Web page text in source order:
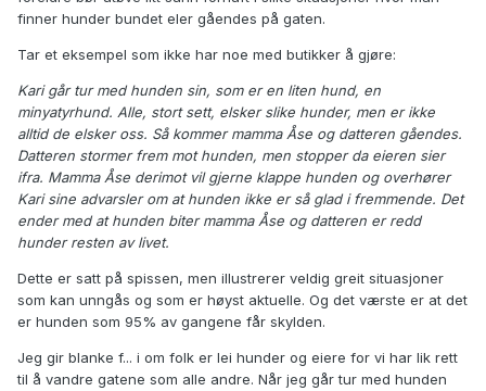
finner hunder bundet eler gåendes på gaten.
Tar et eksempel som ikke har noe med butikker å gjøre:
Kari går tur med hunden sin, som er en liten hund, en
minyatyrhund. Alle, stort sett, elsker slike hunder, men er ikke
alltid de elsker oss. Så kommer mamma Åse og datteren gåendes.
Datteren stormer frem mot hunden, men stopper da eieren sier
ifra. Mamma Åse derimot vil gjerne klappe hunden og overhører
Kari sine advarsler om at hunden ikke er så glad i fremmende. Det
ender med at hunden biter mamma Åse og datteren er redd
hunder resten av livet.
Dette er satt på spissen, men illustrerer veldig greit situasjoner
som kan unngås og som er høyst aktuelle. Og det værste er at det
er hunden som 95% av gangene får skylden.
Jeg gir blanke f... i om folk er lei hunder og eiere for vi har lik rett
til å vandre gatene som alle andre. Når jeg går tur med hunden